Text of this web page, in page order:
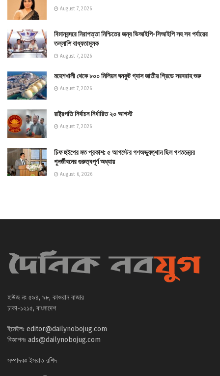
August 7, 2026
বিমানবন্দরে নিরাপত্তা নিশ্চিতের জন্য ভিআইপি-সিআইপি সহ সব পর্যায়ের
তল্লাশি বাধ্যতামূলক
August 7, 2026
মহেশখালী থেকে ৮০০ মিলিয়ন ঘনফুট গ্যাস জাতীয় গ্রিডে সরবরাহ শুরু
August 7, 2026
রাষ্ট্রপতি নির্বাচন নির্ধারিত ২০ আগস্ট
August 7, 2026
চিফ হুইপের মত প্রকাশ: ৫ আগস্টের গণঅভ্যুত্থান ছিল গণতন্ত্রের
পুনর্জীবনের গুরুত্বপূর্ণ অধ্যায়
August 6, 2026
হাউজ নং ৫৯৪, ৯৮, কাওরান বাজার
ঢাকা-১২১৫, বাংলাদেশ
ইমেইলঃ editor@dailynobojug.com
বিজ্ঞাপনঃ ads@dailynobojug.com
সম্পাদকঃ ইসরাত রশিদ